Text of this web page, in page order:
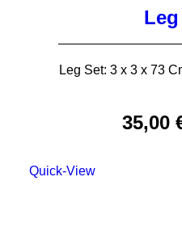
Leg Set: 3 x 3 x 73
35,00
Quick-View